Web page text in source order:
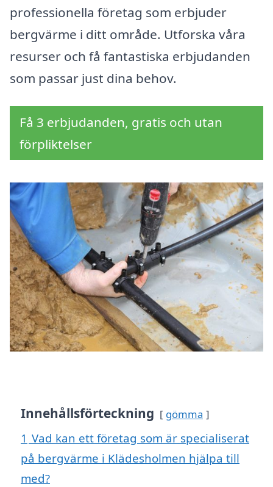
professionella företag som erbjuder
bergvärme i ditt område. Utforska våra
resurser och få fantastiska erbjudanden
som passar just dina behov.
Få 3 erbjudanden, gratis och utan
förpliktelser
Innehållsförteckning gömma
1 Vad kan ett företag som är specialiserat
på bergvärme i Klädesholmen hjälpa till
med?